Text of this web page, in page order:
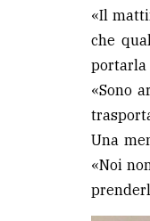
«Il
che
portarla
«Sono
Una
«Noi